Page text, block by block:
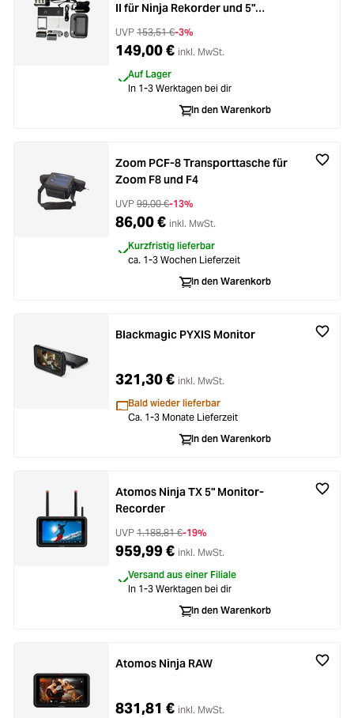
II für Ninja Rekorder und 5"
Shinobi
UVP 153,51 €-3%
149,00 € inkl. MwSt.
Auf Lager
In 1-3 Werktagen bei dir
In den Warenkorb
Zoom PCF-8 Transporttasche für
Zoom F8 und F4
UVP 99,00 €-13%
86,00 € inkl. MwSt.
Kurzfristig lieferbar
ca. 1-3 Wochen Lieferzeit
In den Warenkorb
Blackmagic PYXIS Monitor
321,30 € inkl. MwSt.
Bald wieder lieferbar
Ca. 1-3 Monate Lieferzeit
In den Warenkorb
Atomos Ninja TX 5" Monitor-
Recorder
UVP 1.188,81 €-19%
959,99 € inkl. MwSt.
Versand aus einer Filiale
In 1-3 Werktagen bei dir
In den Warenkorb
Atomos Ninja RAW
831,81 € inkl. MwSt.